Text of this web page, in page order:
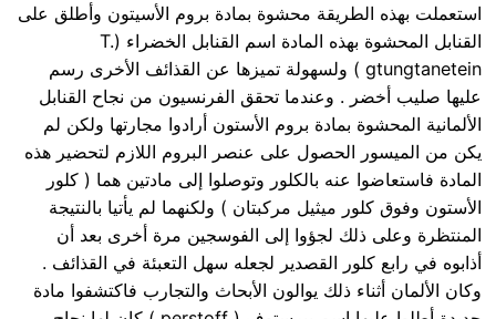
استعملت بهذه الطريقة محشوة بمادة بروم الأسيتون وأطلق على
القنابل المحشوة بهذه المادة اسم القنابل الخضراء (T.
gtungtanetein ) ولسهولة تميزها عن القذائف الأخرى رسم
عليها صليب أخضر . وعندما تحقق الفرنسيون من نجاح القنابل
الألمانية المحشوة بمادة بروم الأستون أرادوا مجارتها ولكن لم
يكن من الميسور الحصول على عنصر البروم اللازم لتحضير هذه
المادة فاستعاضوا عنه بالكلور وتوصلوا إلى مادتين هما ( كلور
الأستون وفوق كلور ميثيل مركبتان ) ولكنهما لم يأتيا بالنتيجة
المنتظرة وعلى ذلك لجؤوا إلى الفوسجين مرة أخرى بعد أن
أذابوه في رابع كلور القصدير لجعله سهل التعبئة في القذائف .
وكان الألمان أثناء ذلك يوالون الأبحاث والتجارب فاكتشفوا مادة